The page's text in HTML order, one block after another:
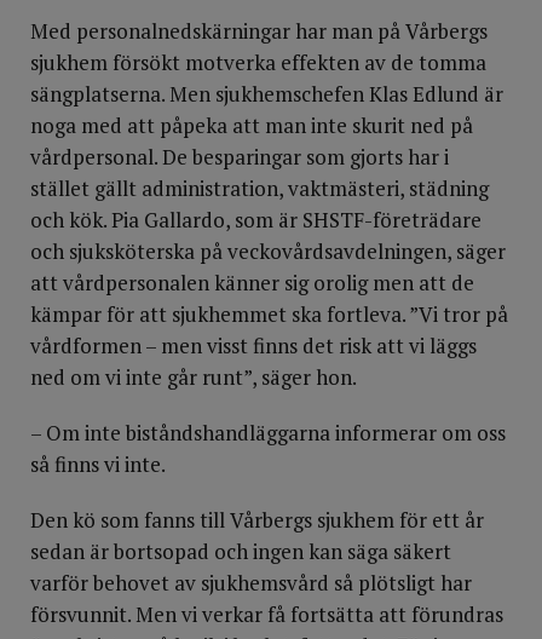
Med personalnedskärningar har man på Vårbergs
sjukhem försökt motverka effekten av de tomma
sängplatserna. Men sjukhemschefen Klas Edlund är
noga med att påpeka att man inte skurit ned på
vårdpersonal. De besparingar som gjorts har i
stället gällt administration, vaktmästeri, städning
och kök. Pia Gallardo, som är SHSTF-företrädare
och sjuksköterska på veckovårdsavdelningen, säger
att vårdpersonalen känner sig orolig men att de
kämpar för att sjukhemmet ska fortleva. ”Vi tror på
vårdformen – men visst finns det risk att vi läggs
ned om vi inte går runt”, säger hon.
– Om inte biståndshandläggarna informerar om oss
så finns vi inte.
Den kö som fanns till Vårbergs sjukhem för ett år
sedan är bortsopad och ingen kan säga säkert
varför behovet av sjukhemsvård så plötsligt har
försvunnit. Men vi verkar få fortsätta att förundras